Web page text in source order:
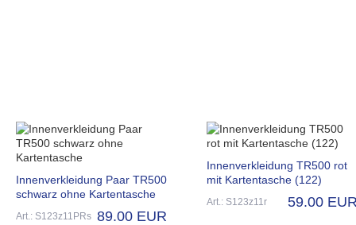
Innenverkleidung Paar TR500
schwarz ohne Kartentasche
Art.: S123z11PRs 89.00 EUR
Innenverkleidung TR500 rot
mit Kartentasche (122)
Art.: S123z11r 59.00